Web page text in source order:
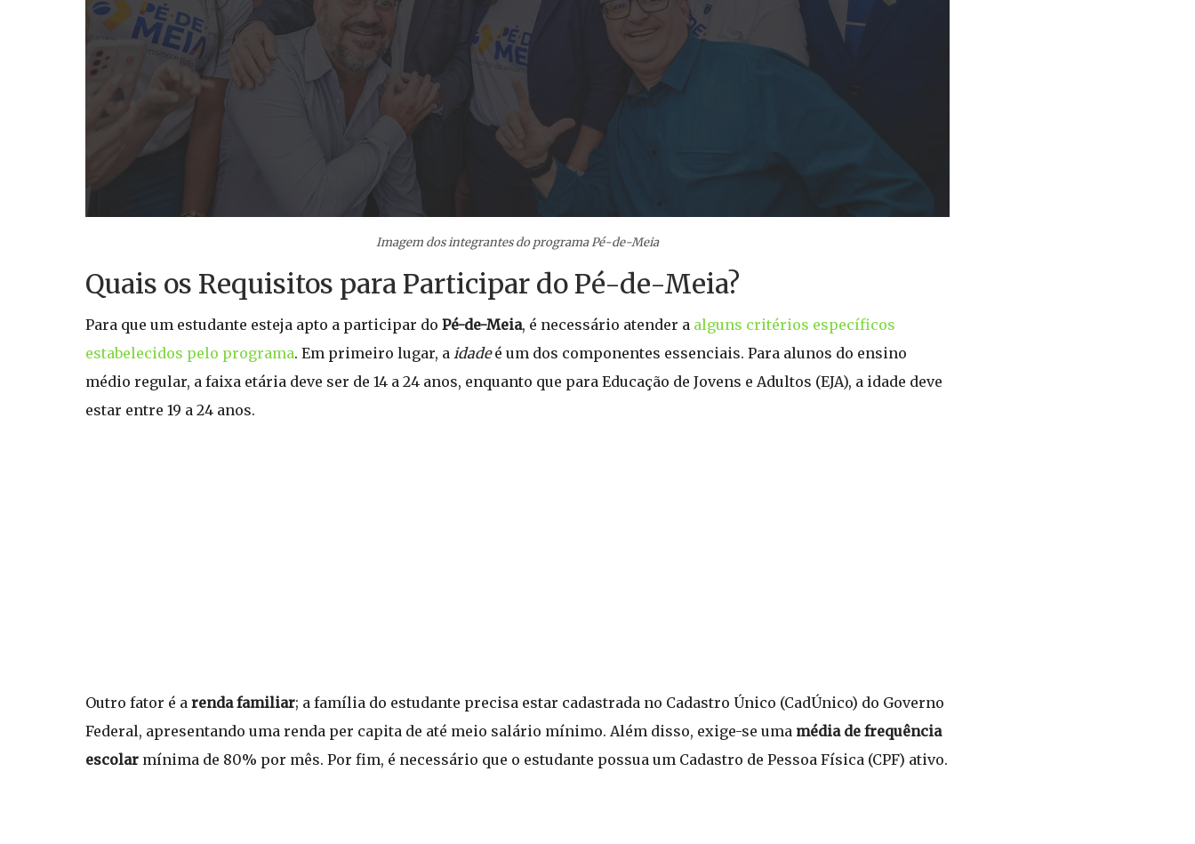
Imagem dos integrantes do programa Pé-de-Meia
Quais os Requisitos para Participar do Pé-de-Meia?
Para que um estudante esteja apto a participar do Pé-de-Meia, é necessário atender a alguns critérios específicos
estabelecidos pelo programa. Em primeiro lugar, a idadeé um dos componentes essenciais. Para alunos do ensino
médio regular, a faixa etária deve ser de 14 a 24 anos, enquanto que para Educação de Jovens e Adultos (EJA), a idade deve
estar entre 19 a 24 anos.
Outro fator é a renda familiar; a família do estudante precisa estar cadastrada no Cadastro Único (CadÚnico) do Governo
Federal, apresentando uma renda per capita de até meio salário mínimo. Além disso, exige-se uma média de frequência
escolar mínima de 80% por mês. Por fim, é necessário que o estudante possua um Cadastro de Pessoa Física (CPF) ativo.